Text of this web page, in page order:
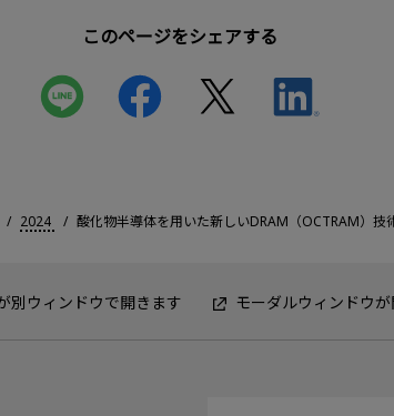
このページをシェアする
2024 酸化物半導体を用いた新しいDRAM（OCTRAM）技
別ウィンドウで開きます モーダルウィンドウ